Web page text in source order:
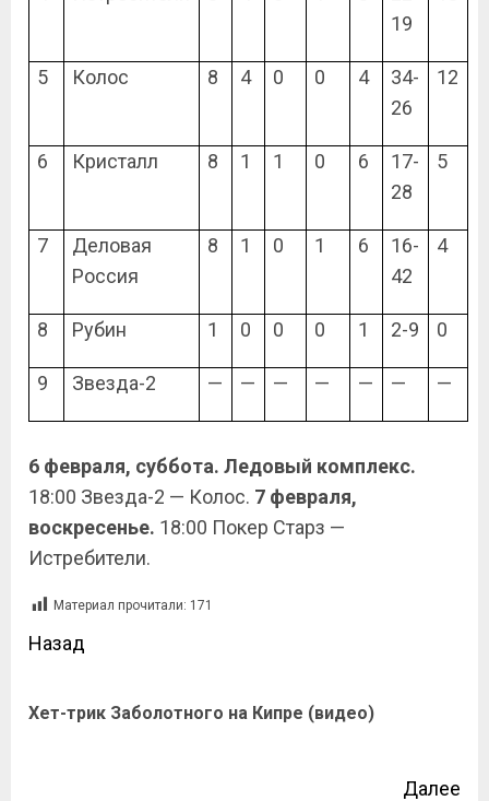
19
5 Колос 8 4 0 0 4
34-
26
12
6 Кристалл 8 1 1 0 6
17-
28
5
7
Деловая
Россия
8 1 0 1 6
16-
42
4
8 Рубин 1 0 0 0 1 2-9 0
9 Звезда-2 — — — — — — —
6 февраля, суббота. Ледовый комплекс.
18:00 Звезда-2 — Колос. 7 февраля,
воскресенье. 18:00 Покер Старз —
Истребители.
Материал прочитали: 171
Назад
Хет-трик Заболотного на Кипре (видео)
Далее